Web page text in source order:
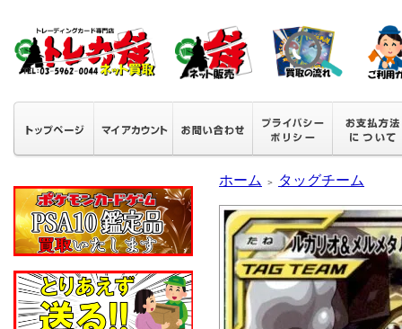
ホーム ＞ タッグチーム